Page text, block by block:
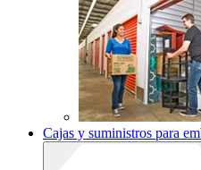
Cajas y suministros para